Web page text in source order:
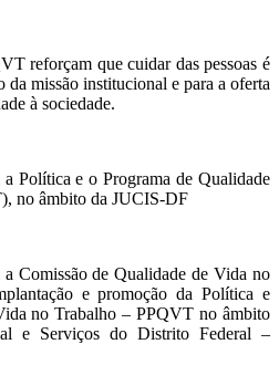
reforçam que cuidar das pessoas é
da missão institucional e para a oferta
à sociedade.
Política e o Programa de Qualidade
no âmbito da JUCIS-DF
Comissão de Qualidade de Vida no
e promoção da Política e
no Trabalho – PPQVT no âmbito
e Serviços do Distrito Federal –